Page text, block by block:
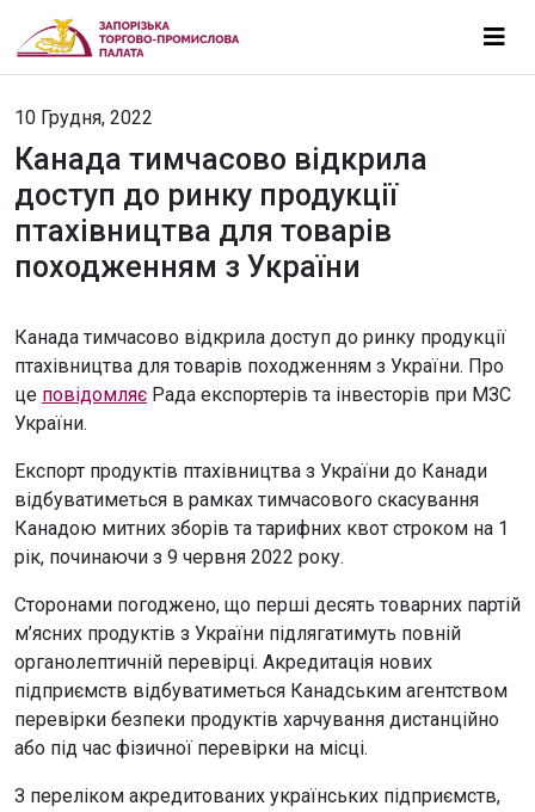
10 Грудня, 2022
Канада тимчасово відкрила
доступ до ринку продукції
птахівництва для товарів
походженням з України
Канада тимчасово відкрила доступ до ринку продукції
птахівництва для товарів походженням з України. Про
це повідомляє Рада експортерів та інвесторів при МЗС
України.
Експорт продуктів птахівництва з України до Канади
відбуватиметься в рамках тимчасового скасування
Канадою митних зборів та тарифних квот строком на 1
рік, починаючи з 9 червня 2022 року.
Сторонами погоджено, що перші десять товарних партій
м’ясних продуктів з України підлягатимуть повній
органолептичній перевірці. Акредитація нових
підприємств відбуватиметься Канадським агентством
перевірки безпеки продуктів харчування дистанційно
або під час фізичної перевірки на місці.
З переліком акредитованих українських підприємств,